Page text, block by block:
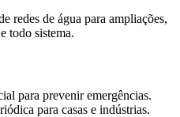
redes de água para ampliações,
todo sistema.
para prevenir emergências.
para casas e indústrias.